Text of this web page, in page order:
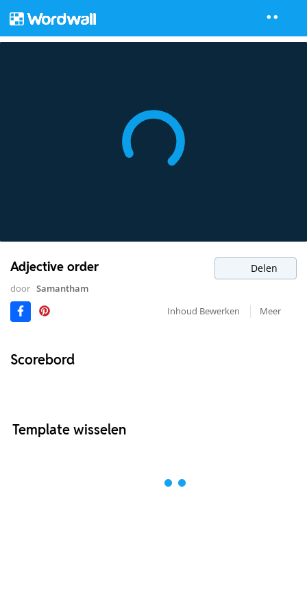
Adjective order Delen
door Samantham
Inhoud Bewerken
Meer
Scorebord
Template wisselen